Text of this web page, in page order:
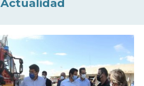
Actualidad